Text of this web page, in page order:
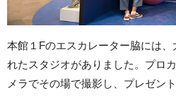
本館１Fのエスカレーター脇には
れたスタジオがありました。プロ
メラでその場で撮影し、プレゼン